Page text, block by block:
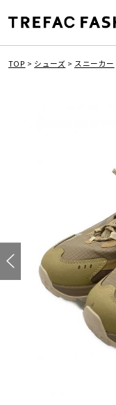
TOP > シューズ > スニーカー